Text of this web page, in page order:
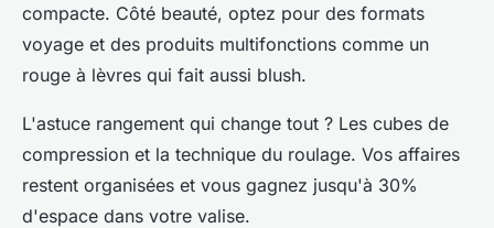
compacte. Côté beauté, optez pour des formats
voyage et des produits multifonctions comme un
rouge à lèvres qui fait aussi blush.
L'astuce rangement qui change tout ? Les cubes de
compression et la technique du roulage. Vos affaires
restent organisées et vous gagnez jusqu'à 30%
d'espace dans votre valise.